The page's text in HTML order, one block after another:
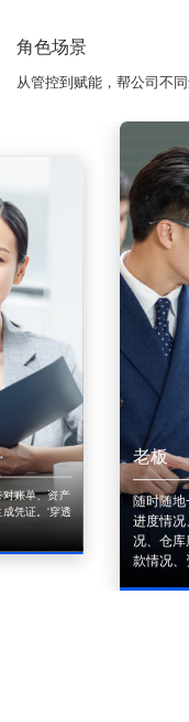
角色场景
从管控到赋能，帮公司不
账单、资产
凭证。'穿透
老板
随时随
进度情
况、仓
款情况、